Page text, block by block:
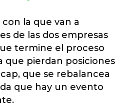
la que van a
de las dos empresas
termine el proceso
que pierdan posiciones
que se rebalancea
que hay un evento